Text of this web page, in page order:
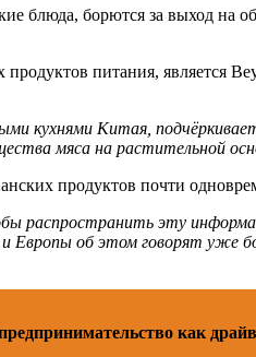
блюда, борются за выход на
питания, является
кухнями Китая,
мяса на растительной
продуктов почти
распространить эту
Европы об этом говорят уже
как